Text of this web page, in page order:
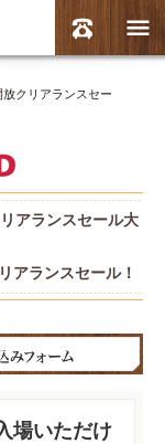
放クリアランスセー
アランスセール大
アランスセール！
場いただけ